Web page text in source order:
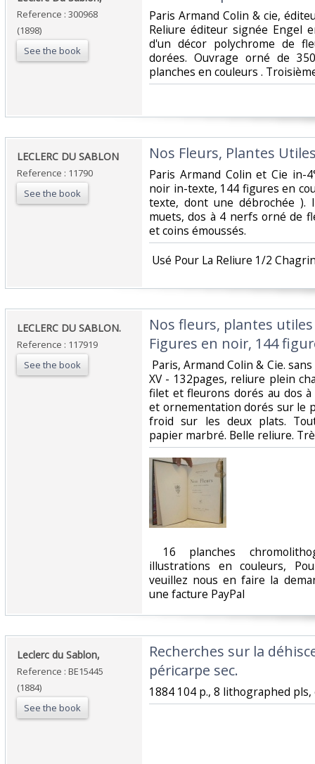
Reference : 300968
(1898)
See the book
‎Paris Armand Colin & cie,
Reliure éditeur signée Engel
d'un décor polychrome de
dorées. Ouvrage orné de
planches en couleurs .
‎LECLERC DU SABLON‎
Reference : 11790
See the book
‎Nos Fleurs, Plantes
‎Paris Armand Colin et Cie in-
noir in-texte, 144 figures en
texte, dont une débrochée
muets, dos à 4 nerfs orné de
et coins émoussés.‎
Usé Pour La Reliure 1/2
‎LECLERC DU SABLON.‎
Reference : 117919
See the book
‎Nos fleurs, plantes
Figures en noir, 144
Paris, Armand Colin & Cie.
XV - 132pages, reliure plein
filet et fleurons dorés au dos
et ornementation dorés sur le
froid sur les deux plats.
papier marbré. Belle reliure.
16 planches
illustrations en couleurs,
veuillez nous en faire la
une facture PayPal‎
‎Leclerc du Sablon,‎
Reference : BE15445
(1884)
See the book
‎Recherches sur la
péricarpe sec.‎
‎1884 104 p., 8 lithographed pls,